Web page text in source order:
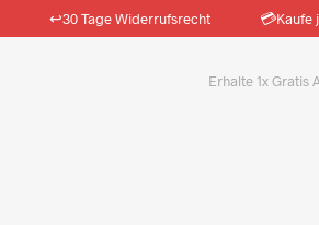
↩️30 Tage Widerrufsrecht 💳Kaufe
Erhalte 1x Gratis